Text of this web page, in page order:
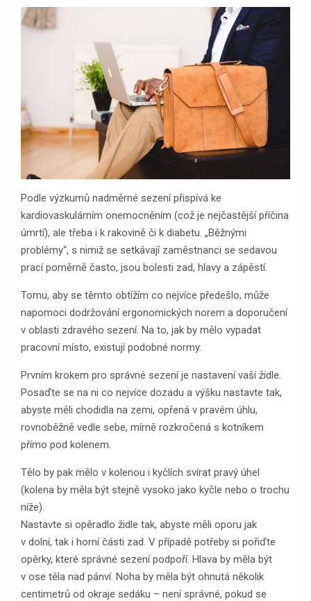
Podle výzkumů nadměrné sezení přispívá ke
kardiovaskulárním onemocněním (což je nejčastější příčina
úmrtí), ale třeba i k rakovině či k diabetu. „Běžnými
problémy“, s nimiž se setkávají zaměstnanci se sedavou
prací poměrně často, jsou bolesti zad, hlavy a zápěstí.
Tomu, aby se těmto obtížím co nejvíce předešlo, může
napomoci dodržování ergonomických norem a doporučení
v oblasti zdravého sezení. Na to, jak by mělo vypadat
pracovní místo, existují podobné normy.
Prvním krokem pro správné sezení je nastavení vaší židle.
Posaďte se na ni co nejvíce dozadu a výšku nastavte tak,
abyste měli chodidla na zemi, opřená v pravém úhlu,
rovnoběžně vedle sebe, mírně rozkročená s kotníkem
přímo pod kolenem.
Tělo by pak mělo v kolenou i kyčlích svírat pravý úhel
(kolena by měla být stejně vysoko jako kyčle nebo o trochu
níže).
Nastavte si opěradlo židle tak, abyste měli oporu jak
v dolní, tak i horní části zad. V případě potřeby si pořiďte
opěrky, které správné sezení podpoří. Hlava by měla být
v ose těla nad pánví. Noha by měla být ohnutá několik
centimetrů od okraje sedáku – není správné, pokud se